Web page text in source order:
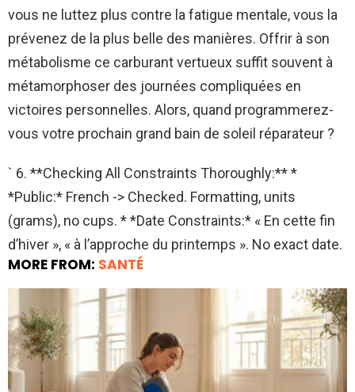
vous ne luttez plus contre la fatigue mentale, vous la
prévenez de la plus belle des manières. Offrir à son
métabolisme ce carburant vertueux suffit souvent à
métamorphoser des journées compliquées en
victoires personnelles. Alors, quand programmerez-
vous votre prochain grand bain de soleil réparateur ?
` 6. **Checking All Constraints Thoroughly:** *
*Public:* French -> Checked. Formatting, units
(grams), no cups. * *Date Constraints:* « En cette fin
d’hiver », « à l’approche du printemps ». No exact date.
MORE FROM: SANTÉ